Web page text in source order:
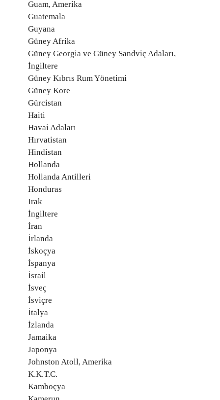
Guam, Amerika
Guatemala
Guyana
Güney Afrika
Güney Georgia ve Güney Sandviç Adaları,
İngiltere
Güney Kıbrıs Rum Yönetimi
Güney Kore
Gürcistan
Haiti
Havai Adaları
Hırvatistan
Hindistan
Hollanda
Hollanda Antilleri
Honduras
Irak
İngiltere
İran
İrlanda
İskoçya
İspanya
İsrail
İsveç
İsviçre
İtalya
İzlanda
Jamaika
Japonya
Johnston Atoll, Amerika
K.K.T.C.
Kamboçya